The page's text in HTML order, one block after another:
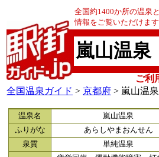
全国約1400か所の温泉
情報をご覧いただけます
嵐山温泉
ご利
全国温泉ガイド > 京都府 > 嵐山温泉
温泉名
嵐山温泉
ふりがな
あらしやまおんせん
泉質
単純温泉